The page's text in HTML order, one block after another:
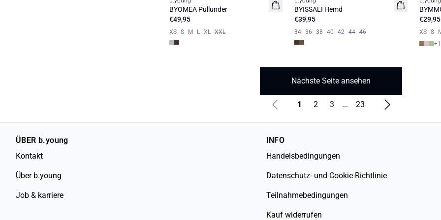
Neuheit
BYOMEA Pullunder
€49,95
XS S M L XL XXL
Neuheit
BYISSALI Hemd
€39,95
34 36 38 40 42 44 46
€29,95
XS S
+
Nächste Seite ansehen
1 2 3 ... 23
ÜBER b.young
Kontakt
Über b.young
Job & karriere
INFO
Handelsbedingungen
Datenschutz- und Cookie-Richtlinie
Teilnahmebedingungen
Kauf widerrufen